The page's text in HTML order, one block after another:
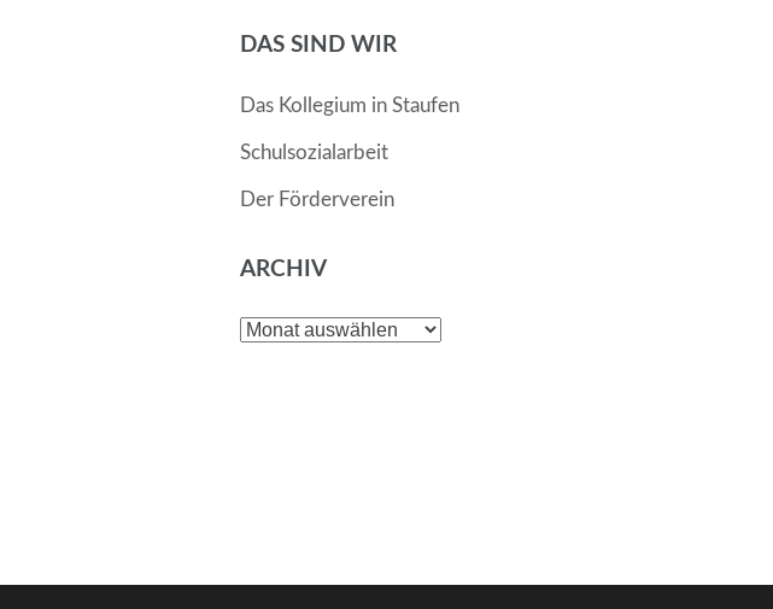
DAS SIND WIR
Das Kollegium in Staufen
Schulsozialarbeit
Der Förderverein
ARCHIV